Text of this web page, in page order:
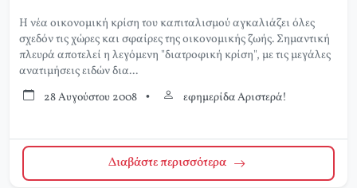
Η νέα οικονομική κρίση του καπιταλισμού αγκαλιάζει όλες
σχεδόν τις χώρες και σφαίρες της οικονομικής ζωής. Σημαντική
πλευρά αποτελεί η λεγόμενη "διατροφική κρίση", με τις μεγάλες
ανατιμήσεις ειδών δια...
28 Αυγούστου 2008 • εφημερίδα Αριστερά!
Διαβάστε περισσότερα